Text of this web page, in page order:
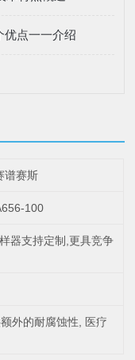
优点一一介绍
谱赛斯
100
器支持定制,更具竞争
外的耐腐蚀性, 医疗